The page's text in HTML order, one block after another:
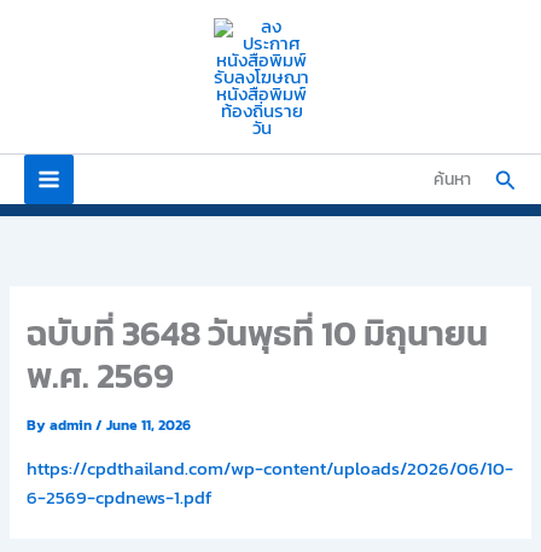
ค้นหา
ฉบับที่ 3648 วันพุธที่ 10 มิถุนายน
พ.ศ. 2569
Byadmin/June 11, 2026
https://cpdthailand.com/wp-content/uploads/2026/06/10-
6-2569-cpdnews-1.pdf